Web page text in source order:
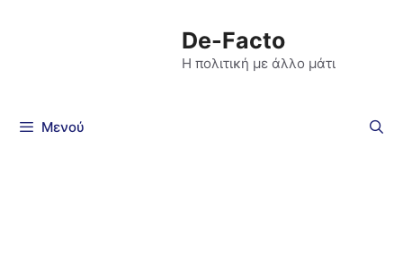
De-Facto
Η πολιτική με άλλο μάτι
Μενού